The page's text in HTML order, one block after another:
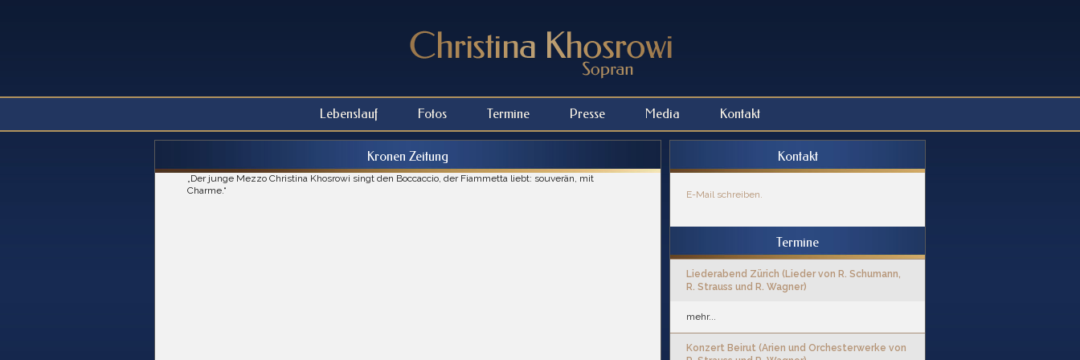
Lebenslauf Fotos Termine Presse Media Kontakt
Kronen Zeitung
„Der junge Mezzo Christina Khosrowi singt den Boccaccio, der Fiammetta liebt: souverän, mit
Charme.“
Kontakt
E-Mail schreiben.
Termine
Liederabend Zürich (Lieder von R. Schumann,
R. Strauss und R. Wagner)
mehr...
Konzert Beirut (Arien und Orchesterwerke von